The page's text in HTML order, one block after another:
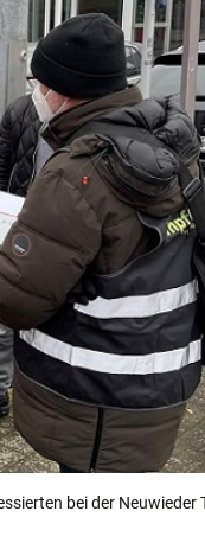
bei der Neuwieder